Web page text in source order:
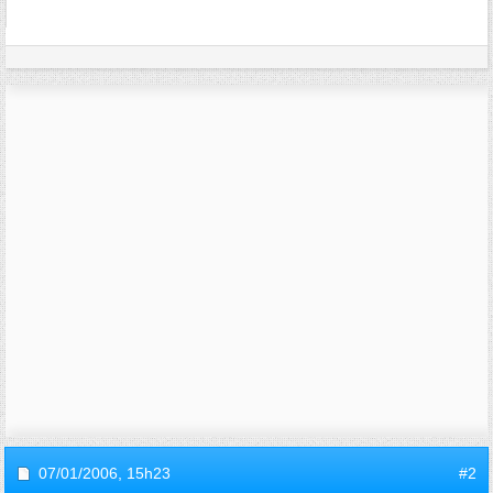
07/01/2006, 15h23 #2